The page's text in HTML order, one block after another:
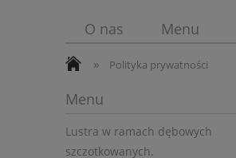
O nas Menu
» Polityka prywatności
Menu
Lustra w ramach dębowych
szczotkowanych.